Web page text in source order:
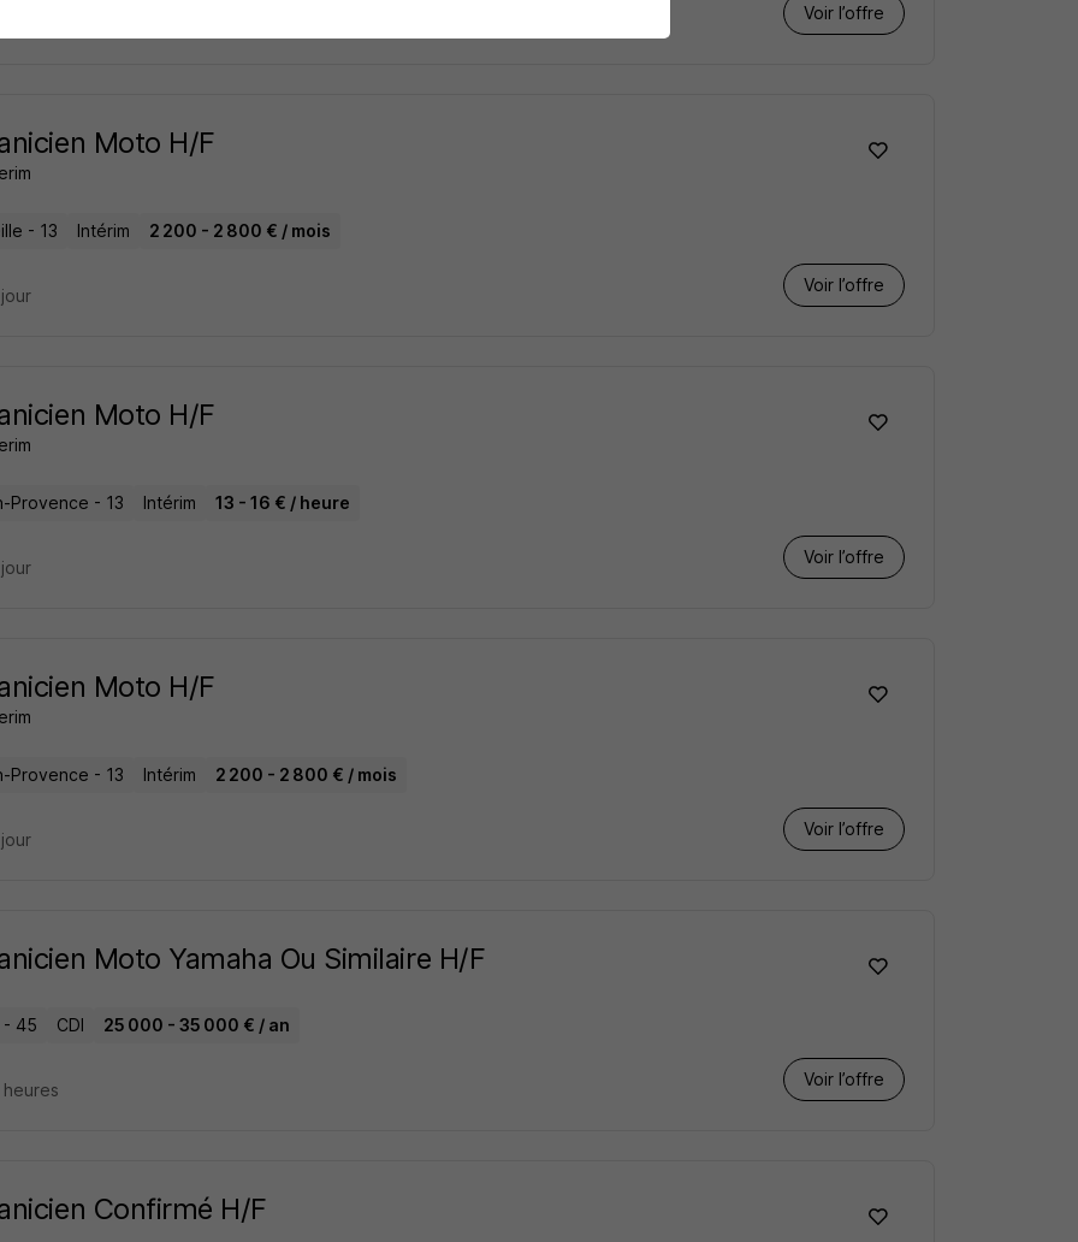
Voir l’offre
Moto H/F
- 13 Intérim 2 200 - 2 800 € / mois
Voir l’offre
Moto H/F
Provence - 13 Intérim 13 - 16 € / heure
Voir l’offre
Moto H/F
Provence - 13 Intérim 2 200 - 2 800 € / mois
Voir l’offre
Moto Yamaha Ou Similaire H/F
- 45 CDI 25 000 - 35 000 € / an
Voir l’offre
Confirmé H/F